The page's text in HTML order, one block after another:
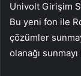
Univolt Girişim
Bu yeni fon ile
çözümler
olanağı